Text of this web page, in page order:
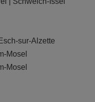
sur-Alzette
Mosel
Mosel